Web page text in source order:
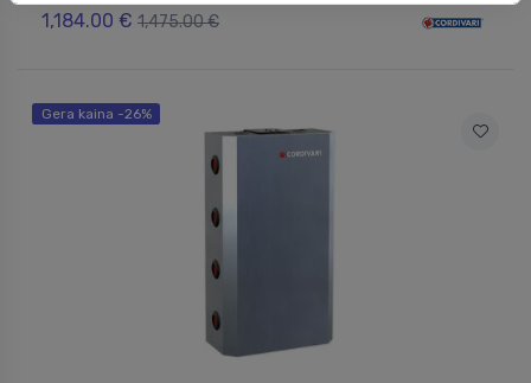
1,184.00 € 1,475.00 €
Gera kaina -26%